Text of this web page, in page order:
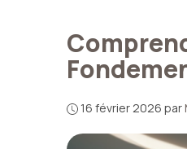
16 février 2026 par